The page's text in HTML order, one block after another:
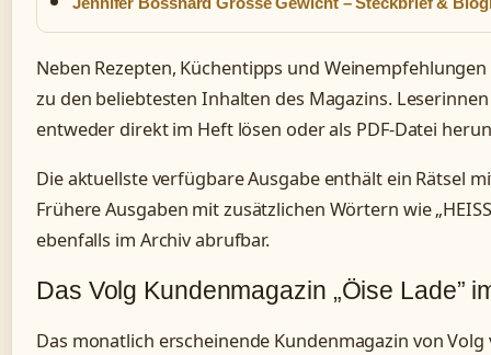
Neben Rezepten, Küchentipps und
zu den beliebtesten Inhalten des Magazins.
entweder direkt im Heft lösen oder als PDF-Datei
Die aktuellste verfügbare Ausgabe enthält ein Rätsel
Frühere Ausgaben mit zusätzlichen Wörtern wie
ebenfalls im Archiv abrufbar.
Das Volg Kundenmagazin „Öise Lade”
Das monatlich erscheinende Kundenmagazin von